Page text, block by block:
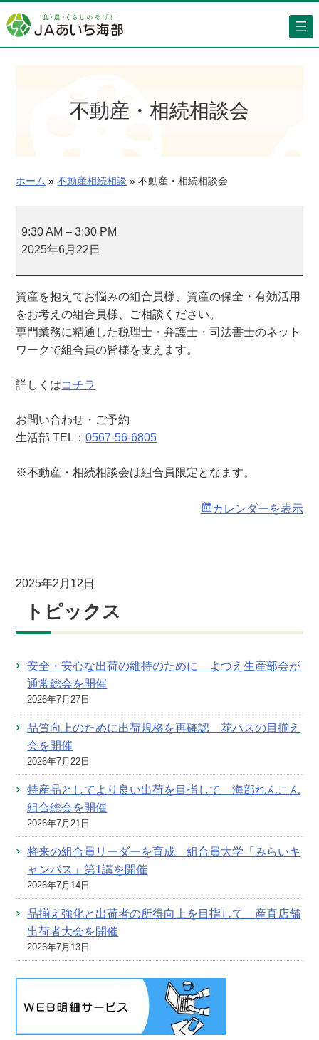
容
を
不動産・相続相談会
ホーム » 不動産相続相談 » 不動産・相続相談会
動
産
続
相
談
会
9:30 AM –3:30 PM
2025年6月22日
資産を抱えてお悩みの組合員様、資産の保全・有効活用
をお考えの組合員様、ご相談ください。
専門業務に精通した税理士・弁護士・司法書士のネット
ワークで組合員の皆様を支えます。
詳しくはコチラ
お問い合わせ・ご予約
生活部 TEL：0567-56-6805
※不動産・相続相談会は組合員限定となます。
カレンダーを表示
2025年2月12日
トピックス
安全・安心な出荷の維持のために よつえ生産部会が
通常総会を開催
2026年7月27日
品質向上のために出荷規格を再確認 花ハスの目揃え
会を開催
2026年7月22日
特産品としてより良い出荷を目指して 海部れんこん
組合総会を開催
2026年7月21日
将来の組合員リーダーを育成 組合員大学「みらいキ
ャンパス」第1講を開催
2026年7月14日
品揃え強化と出荷者の所得向上を目指して 産直店舗
出荷者大会を開催
2026年7月13日